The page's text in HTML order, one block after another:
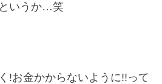
いうか…笑
!お金かからないように!!って